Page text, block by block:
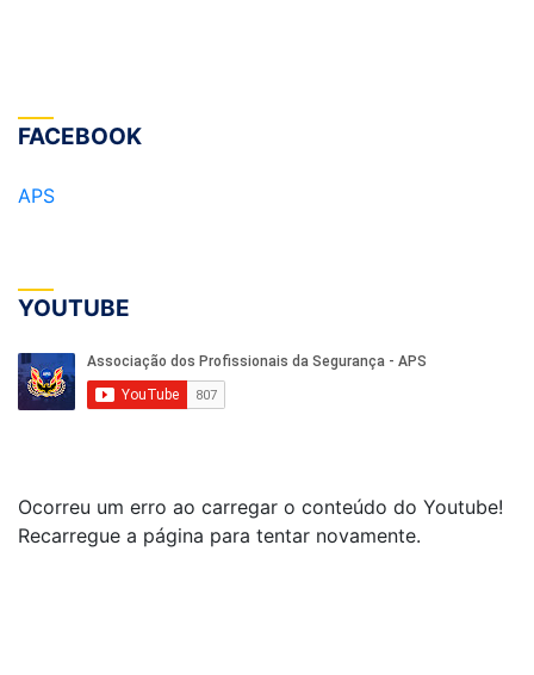
FACEBOOK
APS
YOUTUBE
Ocorreu um erro ao carregar o conteúdo do Youtube!
Recarregue a página para tentar novamente.